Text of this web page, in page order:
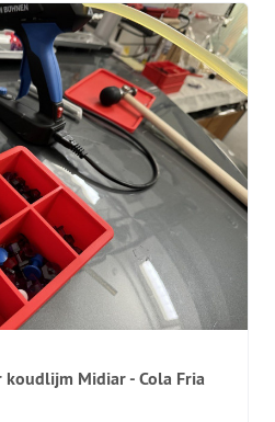
Midiar - Cola Fria